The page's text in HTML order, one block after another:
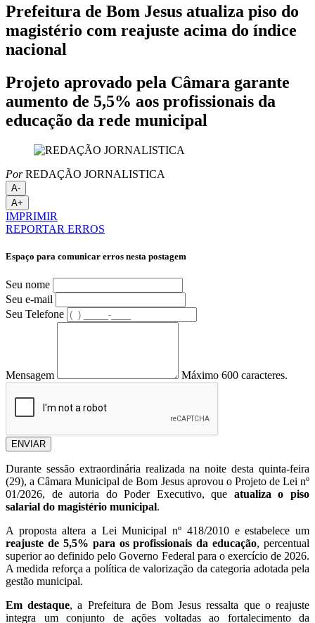
Prefeitura de Bom Jesus atualiza piso do
magistério com reajuste acima do índice
nacional
Projeto aprovado pela Câmara garante
aumento de 5,5% aos profissionais da
educação da rede municipal
PorREDAÇÃO JORNALISTICA
A-
A+
IMPRIMIR
REPORTAR ERROS
Espaço para comunicar erros nesta postagem
Seu nome
Seu e-mail
Seu Telefone
Mensagem Máximo 600 caracteres.
ENVIAR
Durante sessão extraordinária realizada na noite desta quinta-feira
(29), a Câmara Municipal deBom Jesusaprovou o Projeto de Lei nº
01/2026, de autoria do Poder Executivo, que atualiza o piso
salarial do magistério municipal.
A proposta altera a Lei Municipal nº 418/2010 e estabelece um
reajuste de 5,5% para os profissionais da educação, percentual
superior ao definido pelo Governo Federal para o exercício de 2026.
A medida reforça a política de valorização da categoria adotada pela
gestão municipal.
Em destaque, a Prefeitura de Bom Jesus ressalta que o reajuste
integra um conjunto de ações voltadas ao fortalecimento da